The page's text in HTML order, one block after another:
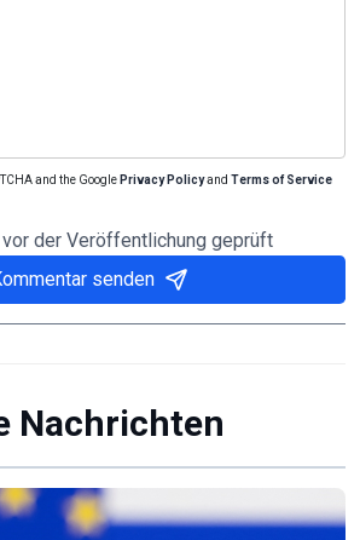
and the Google Privacy Policyand Terms of Service
der Veröffentlichung geprüft
senden
Nachrichten